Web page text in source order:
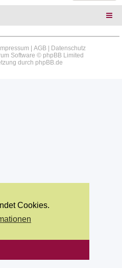
Cookies.
Impressum AGB|
Datenschutz
Software © phpBB Limited
durch phpBB.de